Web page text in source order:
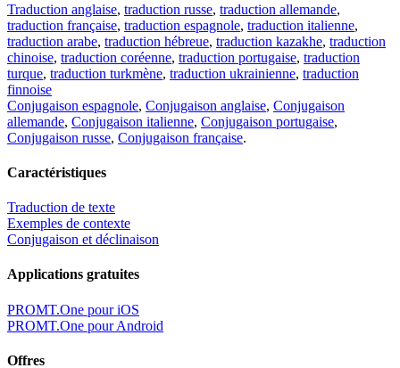
Traduction anglaise, traduction russe, traduction allemande,
traduction française, traduction espagnole, traduction italienne,
traduction arabe, traduction hébreue, traduction kazakhe, traduction
chinoise, traduction coréenne, traduction portugaise, traduction
turque, traduction turkmène, traduction ukrainienne, traduction
finnoise
Conjugaison espagnole, Conjugaison anglaise, Conjugaison
allemande, Conjugaison italienne, Conjugaison portugaise,
Conjugaison russe, Conjugaison française.
Caractéristiques
Traduction de texte
Exemples de contexte
Conjugaison et déclinaison
Applications gratuites
PROMT.One pour iOS
PROMT.One pour Android
Offres